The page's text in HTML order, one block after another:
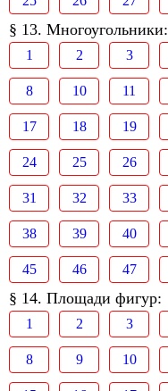
§ 13. Многоугольники:
1 2 3
8 10 11
17 18 19
24 25 26
31 32 33
38 39 40
45 46 47
§ 14. Площади фигур:
1 2 3
8 9 10